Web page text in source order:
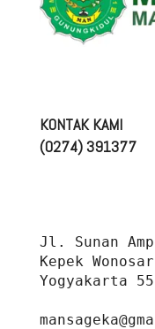
KONTAK KAMI
(0274) 391377
Jl. Sunan
Kepek
Yogyakarta